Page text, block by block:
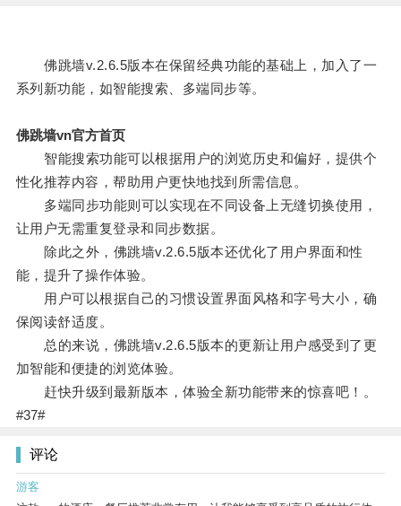
佛跳墙v.2.6.5版本在保留经典功能的基础上，加入了一
系列新功能，如智能搜索、多端同步等。
佛跳墙vn官方首页
智能搜索功能可以根据用户的浏览历史和偏好，提供个
性化推荐内容，帮助用户更快地找到所需信息。
多端同步功能则可以实现在不同设备上无缝切换使用，
让用户无需重复登录和同步数据。
除此之外，佛跳墙v.2.6.5版本还优化了用户界面和性
能，提升了操作体验。
用户可以根据自己的习惯设置界面风格和字号大小，确
保阅读舒适度。
总的来说，佛跳墙v.2.6.5版本的更新让用户感受到了更
加智能和便捷的浏览体验。
赶快升级到最新版本，体验全新功能带来的惊喜吧！。
#37#
评论
游客